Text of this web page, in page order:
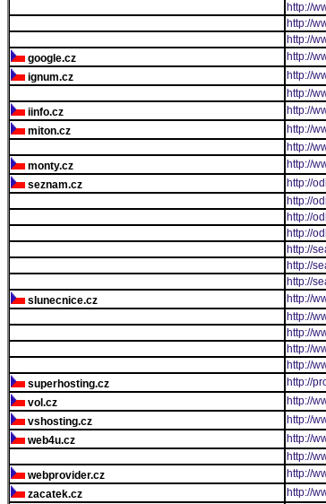
http://
http://
http://
google.cz
http://
ignum.cz
http://
http://
iinfo.cz
http://
miton.cz
http://
http://
monty.cz
http://
seznam.cz
http://
http://
http://
http://
http://
http://
http://
slunecnice.cz
http://
http://
http://
http://
http://
superhosting.cz
http://
vol.cz
http://
vshosting.cz
http://
web4u.cz
http://
http://
webprovider.cz
http://
zacatek.cz
http://